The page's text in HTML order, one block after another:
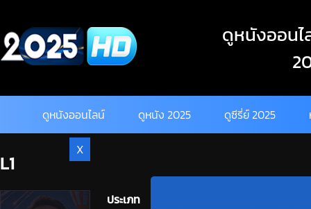
content
ดูหนังออนไ
ดูหนังออนไลน์ ดูหนัง 2025 ดูซีรี่ย์ 2025
ประเภท
X
L1